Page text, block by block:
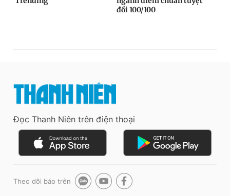
Đọc Thanh Niên trên điện thoại
Theo dõi báo trên